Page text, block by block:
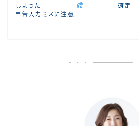
しまった
確定
申告入力ミスに注意！